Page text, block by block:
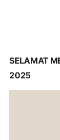
SELAMAT
2025